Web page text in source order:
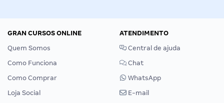
GRAN CURSOS ONLINE
Quem Somos
Como Funciona
Como Comprar
Loja Social
ATENDIMENTO
Central de ajuda
Chat
WhatsApp
E-mail